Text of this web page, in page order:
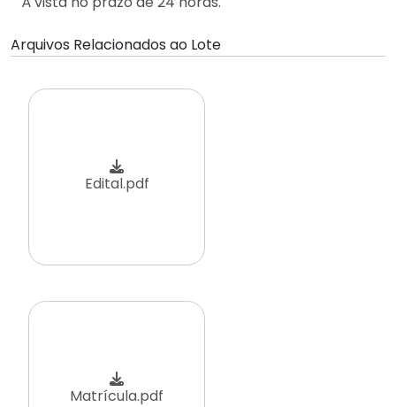
Arquivos Relacionados ao Lote
Edital.pdf
Matrícula.pdf